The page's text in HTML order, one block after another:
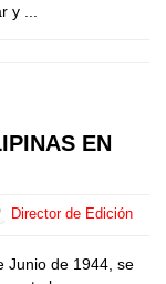
y ...
EN
Director de Edición
Junio de 1944, se